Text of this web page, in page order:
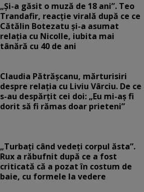
„Și-a găsit o muză de 18 ani”. Teo
Trandafir, reacție virală după ce ce
Cătălin Botezatu și-a asumat
relația cu Nicolle, iubita mai
tânără cu 40 de ani
Claudia Pătrășcanu, mărturisiri
despre relația cu Liviu Vârciu. De ce
s-au despărțit cei doi: „Eu mi-aș fi
dorit să fi rămas doar prieteni”
„Turbați când vedeți corpul ăsta”.
Rux a răbufnit după ce a fost
criticată că a pozat în costum de
baie, cu formele la vedere